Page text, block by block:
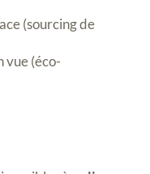
(sourcing de
vue (éco-